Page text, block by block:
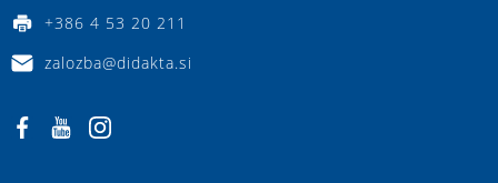
+386 4 53 20 211
zalozba@didakta.si